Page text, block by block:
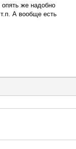
же надобно
А вообще есть